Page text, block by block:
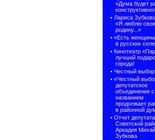
«Дума будет
• Лариса
«Я люблю
родину...»
• «Есть женщины
в русских
• Кинотеатр
лучший
города!
• Честный выбор
• «Честный
депутатское
объединение
названием
продолжает
в районной
• Отчет депутата
Советской
Аркадия
Зубкова